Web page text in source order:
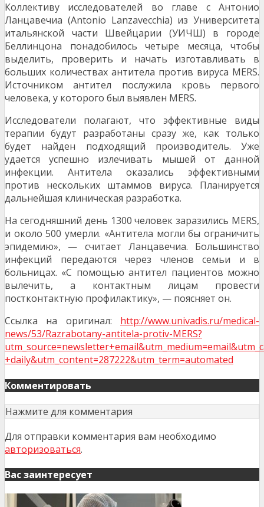
Коллективу исследователей во главе с Антонио
Ланцавечиа (Antonio Lanzavecchia) из Университета
итальянской части Швейцарии (УИЧШ) в городе
Беллинцона понадобилось четыре месяца, чтобы
выделить, проверить и начать изготавливать в
больших количествах антитела против вируса MERS.
Источником антител послужила кровь первого
человека, у которого был выявлен MERS.
Исследователи полагают, что эффективные виды
терапии будут разработаны сразу же, как только
будет найден подходящий производитель. Уже
удается успешно излечивать мышей от данной
инфекции. Антитела оказались эффективными
против нескольких штаммов вируса. Планируется
дальнейшая клиническая разработка.
На сегодняшний день 1300 человек заразились MERS,
и около 500 умерли. «Антитела могли бы ограничить
эпидемию», — считает Ланцавечиа. Большинство
инфекций передаются через членов семьи и в
больницах. «С помощью антител пациентов можно
вылечить, а контактным лицам провести
постконтактную профилактику», — поясняет он.
Ссылка на оригинал: http://www.univadis.ru/medical-
news/53/Razrabotany-antitela-protiv-MERS?
+daily&utm_content=287222&utm_term=automated
Комментировать
Нажмите для комментария
Для отправки комментария вам необходимо
авторизоваться.
Вас заинтересует